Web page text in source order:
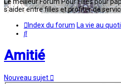
s'aider entre filles et profiter de
Index du forum La vie au
Rechercher
Amitié
Nouveau sujet